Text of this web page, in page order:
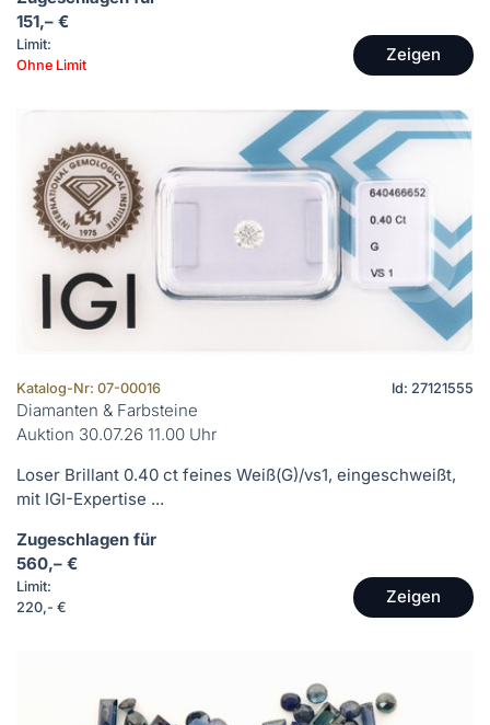
151,– €
Limit:
Ohne Limit
Zeigen
Katalog-Nr: 07-00016 Id: 27121555
Diamanten & Farbsteine
Auktion 30.07.26 11.00 Uhr
Loser Brillant 0.40 ct feines Weiß(G)/vs1, eingeschweißt,
mit IGI-Expertise ...
Zugeschlagen für
560,– €
Limit:
220,- €
Zeigen